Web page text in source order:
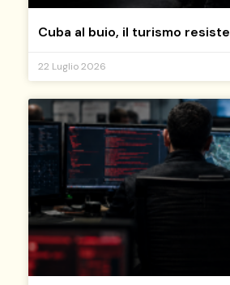
Cuba al buio, il turismo resiste
22 Luglio 2026